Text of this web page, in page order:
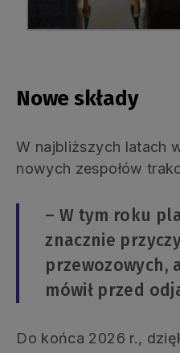
Nowe składy
W najbliższych latach
nowych zespołów
– W tym roku
znacznie
przewozowych,
mówił przed
Do końca 2026 r.,